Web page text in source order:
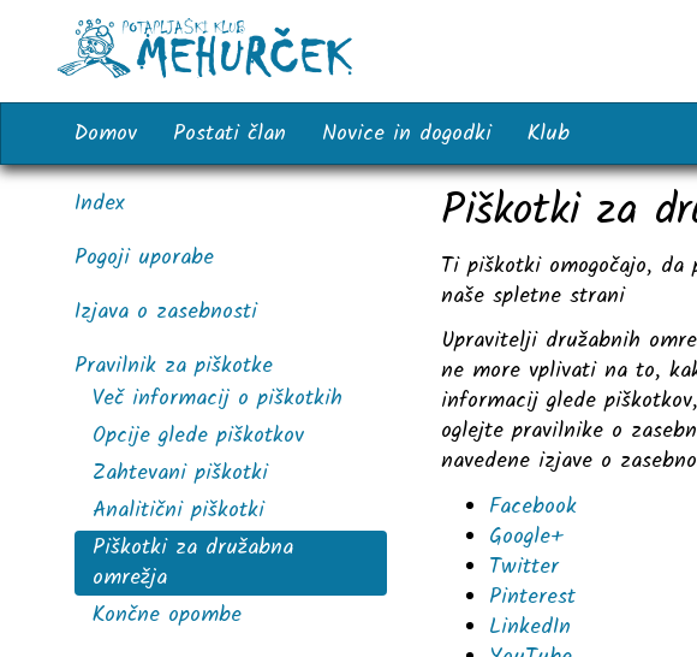
Domov
Postati član Novice in dogodki Klub
Index
Pogoji uporabe
Izjava o zasebnosti
Pravilnik za piškotke
Več informacij o piškotkih
Opcije glede piškotkov
Zahtevani piškotki
Analitični piškotki
Piškotki za družabna
omrežja
Končne opombe
Piškotki za
Ti piškotki omogočajo,
naše spletne strani
Upravitelji družabnih
ne more vplivati na to,
informacij glede
oglejte pravilnike o
navedene izjave o
Facebook
Google+
Twitter
Pinterest
LinkedIn